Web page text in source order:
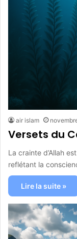
air islam
Versets du
La crainte d’Allah
reflétant la
Lire la suite »